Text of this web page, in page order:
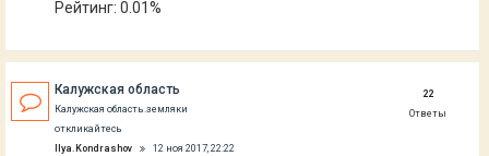
Рейтинг: 0.01%
Калужская область
Калужская область.земляки
откликайтесь
Ilya.Kondrashov
12 ноя 2017, 22:22
22
Ответы